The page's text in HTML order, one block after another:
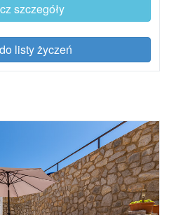
szczegóły
listy życzeń